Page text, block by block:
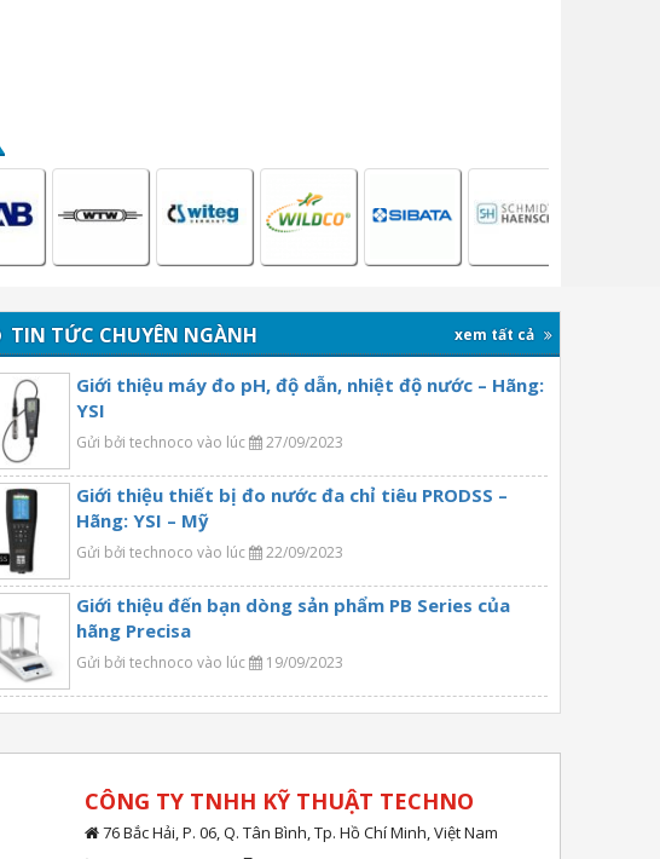
TIN TỨC CHUYÊN NGÀNH xem tất cả
Giới thiệu máy đo pH, độ dẫn, nhiệt độ nước – Hãng:
YSI
Gửi bởi technoco vào lúc 27/09/2023
Giới thiệu thiết bị đo nước đa chỉ tiêu PRODSS –
Hãng: YSI – Mỹ
Gửi bởi technoco vào lúc 22/09/2023
Giới thiệu đến bạn dòng sản phẩm PB Series của
hãng Precisa
Gửi bởi technoco vào lúc 19/09/2023
CÔNG TY TNHH KỸ THUẬT TECHNO
76 Bắc Hải, P. 06, Q. Tân Bình, Tp. Hồ Chí Minh, Việt Nam